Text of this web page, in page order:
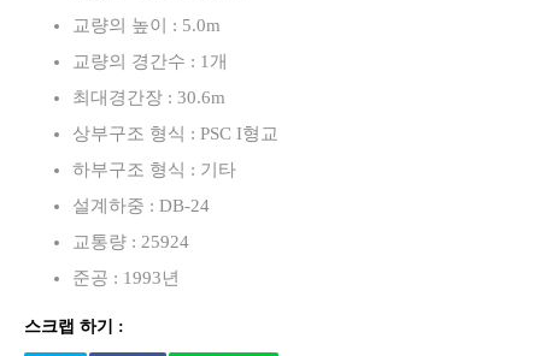
교량의 높이 : 5.0m
교량의 경간수 : 1개
최대경간장 : 30.6m
상부구조 형식 : PSC I형교
하부구조 형식 : 기타
설계하중 : DB-24
교통량 : 25924
준공 : 1993년
스크랩 하기 :